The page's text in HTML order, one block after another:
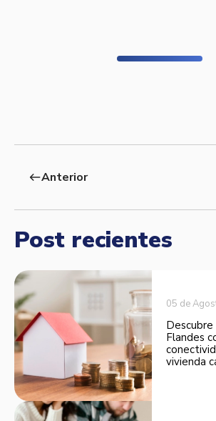
westAnterior
Post recientes
05 de
Flandes
vivienda